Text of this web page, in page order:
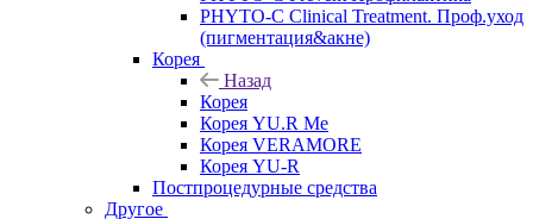
PHYTO-C Clinical Treatment. Проф.уход
(пигментация&акне)
Корея
Назад
Корея
Корея YU.R Me
Корея VERAMORE
Корея YU-R
Постпроцедурные средства
Другое